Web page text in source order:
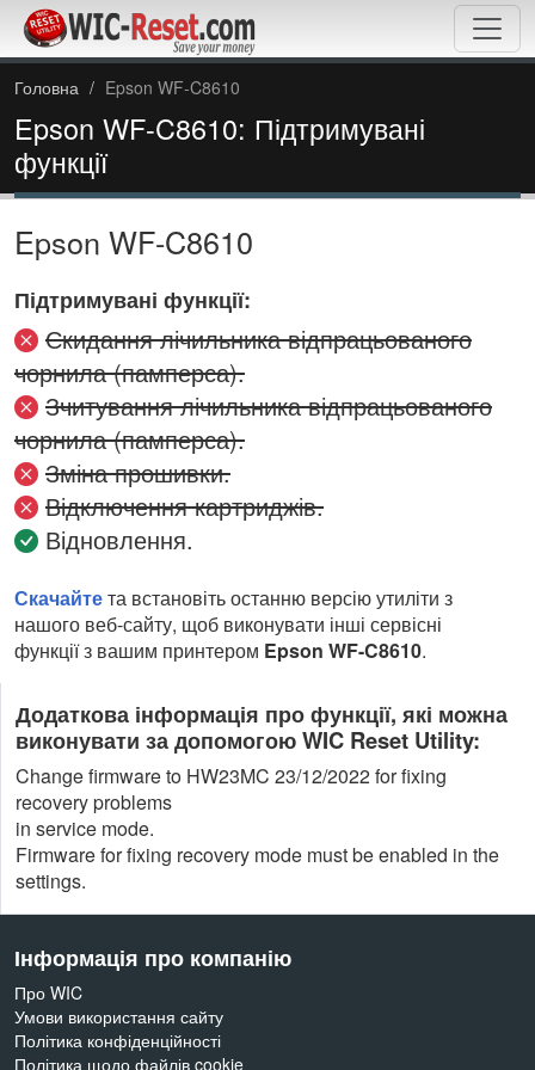
Головна Epson WF-C8610
Epson WF-C8610: Підтримувані
функції
Epson WF-C8610
Підтримувані функції:
Скидання лічильника відпрацьованого
чорнила (памперса).
Зчитування лічильника відпрацьованого
чорнила (памперса).
Зміна прошивки.
Відключення картриджів.
Відновлення.
Скачайтета встановіть останню версію утиліти з
нашого веб-сайту, щоб виконувати інші сервісні
функції з вашим принтером Epson WF-C8610.
Додаткова інформація про функції, які можна
виконувати за допомогою WIC Reset Utility:
Change firmware to HW23MC 23/12/2022 for fixing
recovery problems
in service mode.
Firmware for fixing recovery mode must be enabled in the
settings.
Інформація про компанію
Про WIC
Умови використання сайту
Політика конфіденційності
Політика щодо файлів cookie